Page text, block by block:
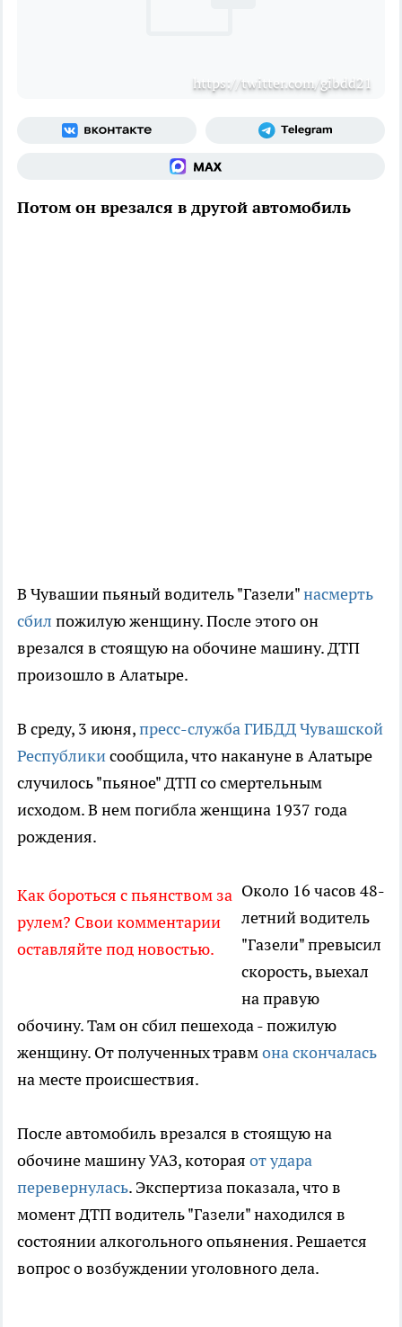
https://twitter.com/gibdd21
Потом он врезался в другой автомобиль
В Чувашии пьяный водитель "Газели"насмерть
сбил пожилую женщину. После этого он
врезался в стоящую на обочине машину. ДТП
произошло в Алатыре.
В среду, 3 июня,пресс-служба ГИБДД Чувашской
Республикисообщила, что накануне в Алатыре
случилось "пьяное" ДТП со смертельным
исходом. В нем погибла женщина 1937 года
рождения.
Как бороться с пьянством за
рулем? Свои комментарии
оставляйте под новостью.
Около 16 часов 48-
летний водитель
"Газели" превысил
скорость, выехал
на правую
обочину. Там он сбил пешехода - пожилую
женщину. От полученных травмона скончалась
на месте происшествия.
После автомобиль врезался в стоящую на
обочине машину УАЗ, которая от удара
перевернулась. Экспертиза показала, что в
момент ДТП водитель "Газели" находился в
состоянии алкогольного опьянения. Решается
вопрос о возбуждении уголовного дела.